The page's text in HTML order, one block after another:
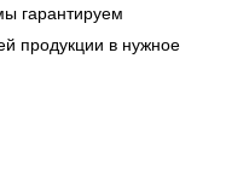
гарантируем
продукции в нужное